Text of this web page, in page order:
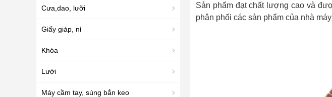
Sản phẩm đạt chất lượng cao và
phân phối các sản phẩm của nhà
Cưa,dao, lưỡi
Giấy giáp, nỉ
Khóa
Lưới
Máy cầm tay, súng bắn keo